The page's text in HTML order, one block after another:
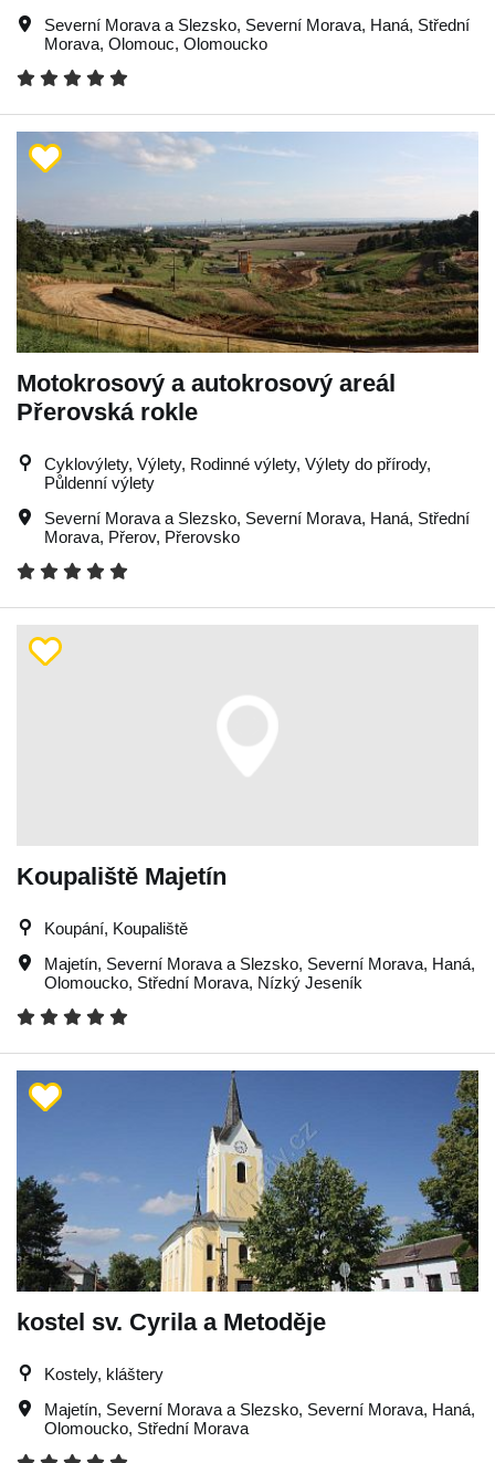
Severní Morava a Slezsko, Severní Morava, Haná, Střední
Morava, Olomouc, Olomoucko
Motokrosový a autokrosový areál
Přerovská rokle
Cyklovýlety, Výlety, Rodinné výlety, Výlety do přírody,
Půldenní výlety
Severní Morava a Slezsko, Severní Morava, Haná, Střední
Morava, Přerov, Přerovsko
Koupaliště Majetín
Koupání, Koupaliště
Majetín, Severní Morava a Slezsko, Severní Morava, Haná,
Olomoucko, Střední Morava, Nízký Jeseník
kostel sv. Cyrila a Metoděje
Kostely, kláštery
Majetín, Severní Morava a Slezsko, Severní Morava, Haná,
Olomoucko, Střední Morava